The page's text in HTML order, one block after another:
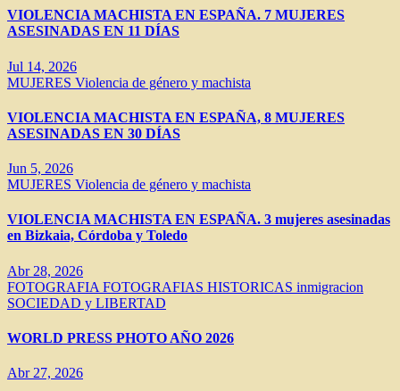
VIOLENCIA MACHISTA EN ESPAÑA. 7 MUJERES
ASESINADAS EN 11 DÍAS
Jul 14, 2026
MUJERES Violencia de género y machista
VIOLENCIA MACHISTA EN ESPAÑA, 8 MUJERES
ASESINADAS EN 30 DÍAS
Jun 5, 2026
MUJERES Violencia de género y machista
VIOLENCIA MACHISTA EN ESPAÑA. 3 mujeres asesinadas
en Bizkaia, Córdoba y Toledo
Abr 28, 2026
FOTOGRAFIA FOTOGRAFIAS HISTORICAS inmigracion
SOCIEDAD y LIBERTAD
WORLD PRESS PHOTO AÑO 2026
Abr 27, 2026